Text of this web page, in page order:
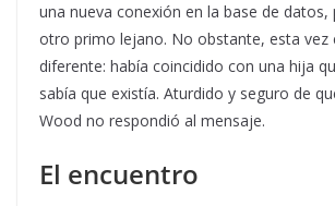
una nueva conexión en la base de datos,
otro primo lejano. No obstante, esta vez
diferente: había coincidido con una hija
sabía que existía. Aturdido y seguro de
Wood no respondió al mensaje.
El encuentro